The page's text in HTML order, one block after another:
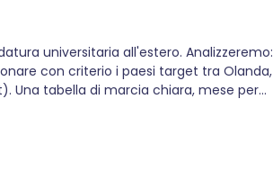
universitaria all'estero. Analizzeremo:
con criterio i paesi target tra Olanda,
Una tabella di marcia chiara, mese per
è ferma, il tempo sembra dilatarsi